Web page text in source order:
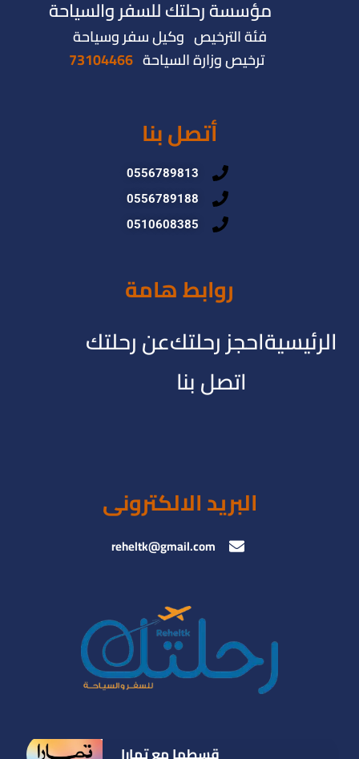
مؤسسة رحلتك للسفر والسياحة
فئة الترخيص وكيل سفر وسياحة
ترخيص وزارة السياحة 73104466
أتصل بنا
0556789813
0556789188
0510608385
روابط هامة
الرئيسيةاحجز رحلتكعن رحلتك
اتصل بنا
البريد الالكترونى
reheltk@gmail.com